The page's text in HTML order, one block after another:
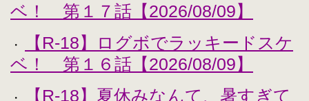
ベ！ 第１７話【2026/08/09】
・
【R-18】ログボでラッキードスケ
ベ！ 第１６話【2026/08/09】
・
【R-18】夏休みなんて、暑すぎて